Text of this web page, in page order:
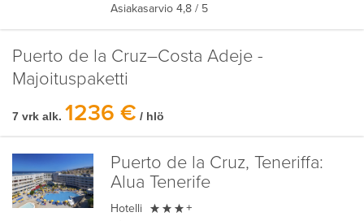
Asiakasarvio 4,8 / 5
Puerto de la Cruz–Costa Adeje -
Majoituspaketti
7 vrk alk. 1236 € / hlö
Puerto de la Cruz, Teneriffa:
Alua Tenerife
Hotelli  +